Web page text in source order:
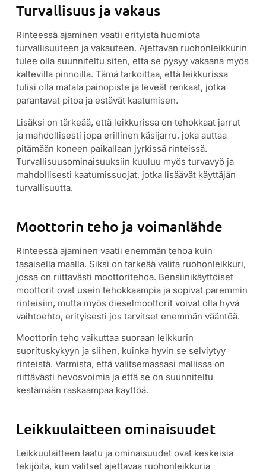
Turvallisuus ja vakaus
Rinteessä ajaminen vaatii erityistä huomiota
turvallisuuteen ja vakauteen. Ajettavan ruohonleikkurin
tulee olla suunniteltu siten, että se pysyy vakaana myös
kaltevilla pinnoilla. Tämä tarkoittaa, että leikkurissa
tulisi olla matala painopiste ja leveät renkaat, jotka
parantavat pitoa ja estävät kaatumisen.
Lisäksi on tärkeää, että leikkurissa on tehokkaat jarrut
ja mahdollisesti jopa erillinen käsijarru, joka auttaa
pitämään koneen paikallaan jyrkissä rinteissä.
Turvallisuusominaisuuksiin kuuluu myös turvavyö ja
mahdollisesti kaatumissuojat, jotka lisäävät käyttäjän
turvallisuutta.
Moottorin teho ja voimanlähde
Rinteessä ajaminen vaatii enemmän tehoa kuin
tasaisella maalla. Siksi on tärkeää valita ruohonleikkuri,
jossa on riittävästi moottoritehoa. Bensiinikäyttöiset
moottorit ovat usein tehokkaampia ja sopivat paremmin
rinteisiin, mutta myös dieselmoottorit voivat olla hyvä
vaihtoehto, erityisesti jos tarvitset enemmän vääntöä.
Moottorin teho vaikuttaa suoraan leikkurin
suorituskykyyn ja siihen, kuinka hyvin se selviytyy
rinteistä. Varmista, että valitsemassasi mallissa on
riittävästi hevosvoimia ja että se on suunniteltu
kestämään raskaampaa käyttöä.
Leikkuulaitteen ominaisuudet
Leikkuulaitteen laatu ja ominaisuudet ovat keskeisiä
tekijöitä, kun valitset ajettavaa ruohonleikkuria